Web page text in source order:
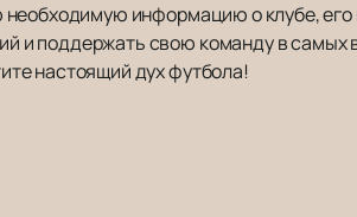
информацию о клубе,
и поддержать свою команду в
настоящий дух футбола!